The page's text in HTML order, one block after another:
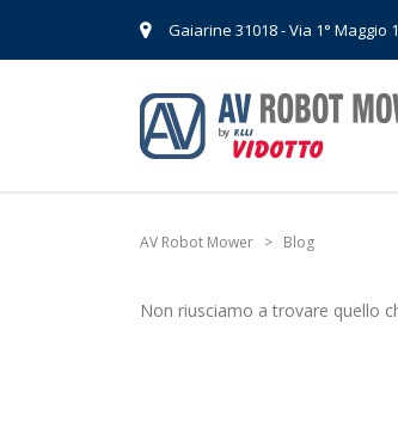
Gaiarine 31018 - Via 1° Maggio
AV Robot Mower > Blog
Non riusciamo a trovare quello